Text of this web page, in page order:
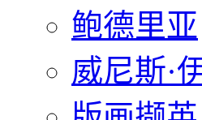
鲍德里亚
威尼斯·